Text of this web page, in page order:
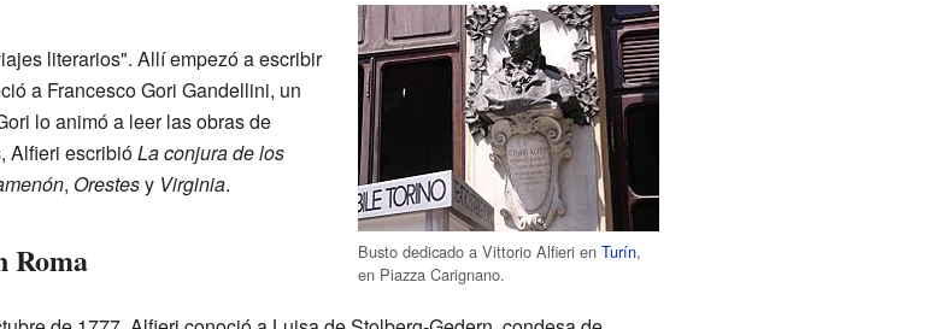
Busto dedicado a Vittorio Alfieri enTurín,
en Piazza Carignano.
literarios". Allí empezó a escribir
a Francesco Gori Gandellini, un
lo animó a leer las obras de
Alfieri escribióLa conjura de los
, Orestesy Virginia.
Roma